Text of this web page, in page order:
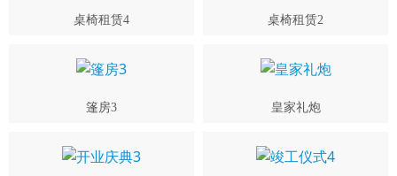
桌椅租赁4 桌椅租赁2
篷房3 皇家礼炮